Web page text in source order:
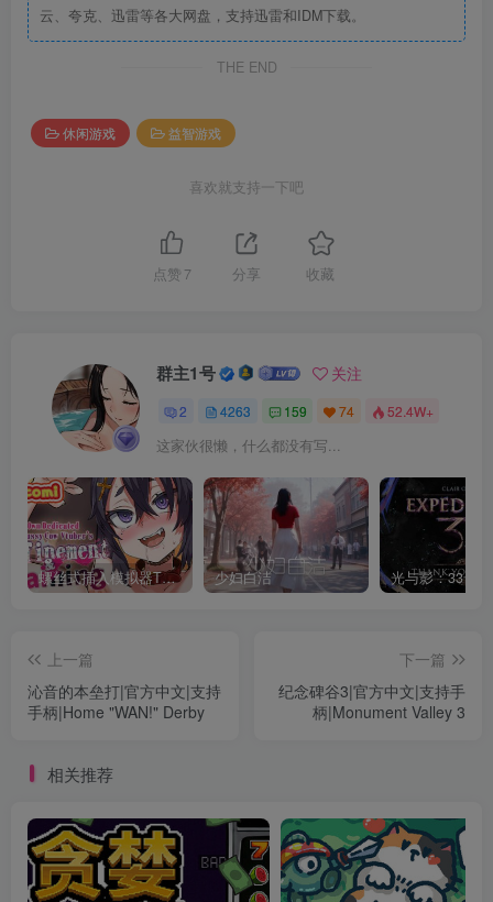
云、夸克、迅雷等各大网盘，支持迅雷和IDM下载。
THE END
休闲游戏 益智游戏
喜欢就支持一下吧
点赞 7 分享 收藏
群主1号 关注
2 4263 159 74 52.4W+
这家伙很懒，什么都没有写...
螺丝式插入模拟器TMA02 少妇白洁
上一篇
沁音的本垒打|官方中文|支持
手柄|Home "WAN!" Derby
下一篇
纪念碑谷3|官方中文|支持手
柄|Monument Valley 3
相关推荐